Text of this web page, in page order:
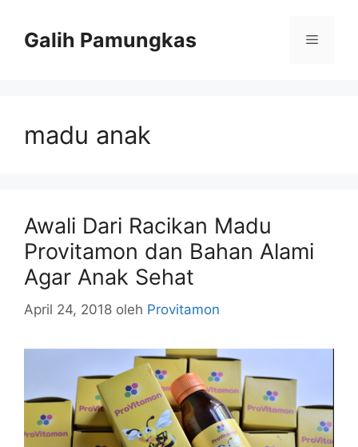
Galih Pamungkas Menu
madu anak
Awali Dari Racikan Madu
Provitamon dan Bahan Alami
Agar Anak Sehat
April 24, 2018 oleh Provitamon